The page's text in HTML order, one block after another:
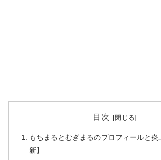
目次
もちまるとむぎまるのプロフィールと炎
新】